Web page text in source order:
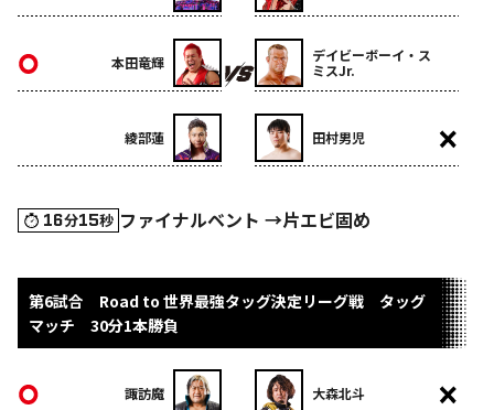
本田竜輝
綾部蓮
デイビーボーイ・ス
ミスJr.
田村男児
16分15秒 ファイナルベント →片エビ固め
第6試合 Road to 世界最強タッグ決定リーグ戦 タッグ
マッチ 30分1本勝負
諏訪魔 大森北斗